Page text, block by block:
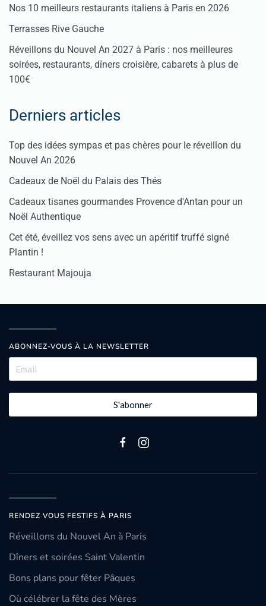
Nos 10 meilleurs restaurants italiens à Paris en 2026
Terrasses Rive Gauche
Réveillons du Nouvel An 2027 à Paris : nos meilleures
soirées, restaurants, dîners croisière, cabarets à plus de
100€
Derniers articles
Top des idées sympas et pas chères pour le réveillon du
Nouvel An 2026
Cadeaux de Noël du Palais des Thés
Cadeaux tisanes gourmandes Provence d'Antan pour un
Noël Authentique
Cet été, éveillez vos sens avec un apéritif truffé signé
Plantin !
Restaurant Majouja
ABONNEZ-VOUS À LA NEWSLETTER
S'abonner
RENDEZ VOUS FESTIFS À PARIS
Réveillons du Nouvel An à Paris
Dîners et soirées Saint Valentin
Bons plans pour fêter Pâques
Où célébrer la fête des Mères